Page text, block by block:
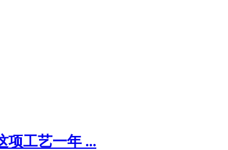
项工艺一年 ...